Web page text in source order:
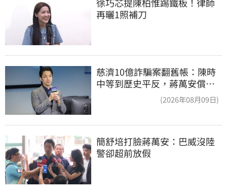
徐巧芯提陳柏惟踢鐵板！律師
再曬1照補刀
慈濟10億詐騙案翻舊帳：陳時
中等到歷史平反，蔣萬安償還
(2026年08月09日)
簡舒培打臉蔣萬安：巴威沒陸
警卻超前放假